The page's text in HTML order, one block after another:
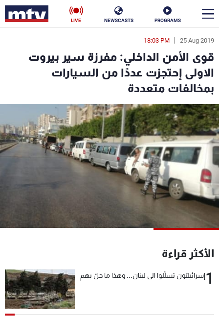
PROGRAMS
NEWSCASTS
LIVE
25 Aug 2019
18:03 PM
قوى الأمن الداخلي: مفرزة سير بيروت
الاولى إحتجزت عددًا من السيارات
بمخالفات متعددة
الأكثر قراءة
1إسرائيليّون تسلّلوا الى لبنان... وهذا ما حلّ بهم
en
الأخبار
سياسة
إقتصاد فن
منوعات رياضة
كأس العالم
البرامج
جدول البرامج
شاهد البرامج
عن MTV
الإنـتـاج
وظائف
شروط الإسـتخدام
سياسة الخصوصية